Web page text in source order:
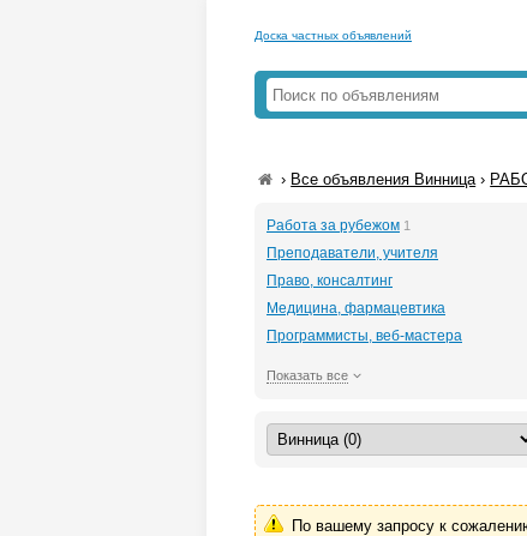
Доска частных объявлений
› Все объявления Винница›
Работа за рубежом 1
Преподаватели, учителя
Право, консалтинг
Медицина, фармацевтика
Программисты, веб-мастера
Показать все
По вашему запросу к